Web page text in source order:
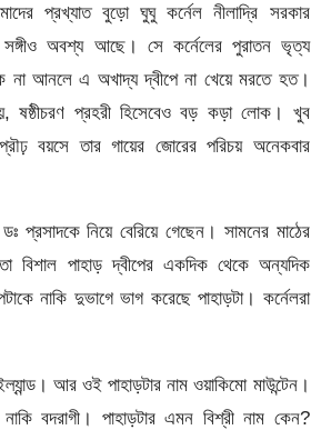
প্রখ্যাত বুড়ো ঘুঘু কর্নেল নীলাদ্রি সরকার
অবশ্য আছে। সে কর্নেলের পুরাতন ভৃত্য
না আনলে এ অখাদ্য দ্বীপে না খেয়ে মরতে হত।
ষষ্ঠীচরণ প্রহরী হিসেবেও বড় কড়া লোক। খুব
বয়সে তার গায়ের জোরের পরিচয় অনেকবার
প্রসাদকে নিয়ে বেরিয়ে গেছেন। সামনের মাঠের
বিশাল পাহাড় দ্বীপের একদিক থেকে অন্যদিক
নাকি দুভাগে ভাগ করেছে পাহাড়টা। কর্নেলরা
আর ওই পাহাড়টার নাম ওয়াকিমো মাউন্টেন।
বদরাগী। পাহাড়টার এমন বিশ্রী নাম কেন?